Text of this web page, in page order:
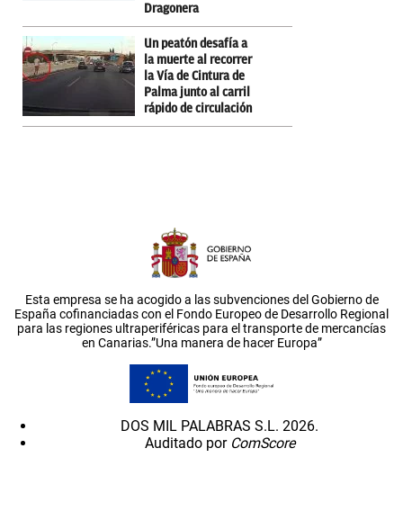
Dragonera
Un peatón desafía a
la muerte al recorrer
la Vía de Cintura de
Palma junto al carril
rápido de circulación
Esta empresa se ha acogido a las subvenciones del Gobierno de
España cofinanciadas con el Fondo Europeo de Desarrollo Regional
para las regiones ultraperiféricas para el transporte de mercancías
en Canarias.”Una manera de hacer Europa”
DOS MIL PALABRAS S.L. 2026.
Auditado por ComScore